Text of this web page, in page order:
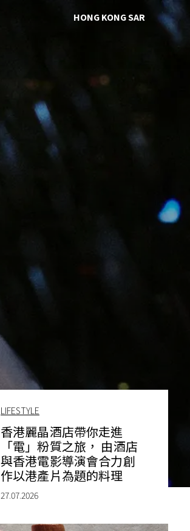
HONG KONG SAR
LIFESTYLE
香港麗晶酒店帶你走進
「電」粉質之旅， 由酒店
與香港電影導演會合力創
作以港產片為題的料理
27.07.2026